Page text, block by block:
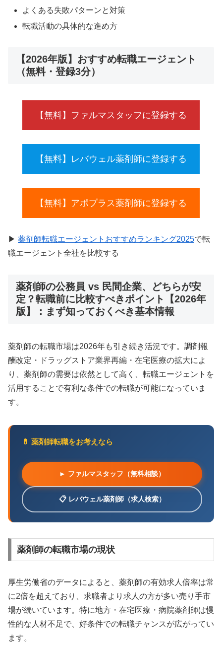
よくある失敗パターンと対策
転職活動の具体的な進め方
【2026年版】おすすめ転職エージェント
（無料・登録3分）
【無料】ファルマスタッフに登録する
【無料】レバウェル薬剤師に登録する
【無料】アポプラス薬剤師に登録する
▶ 薬剤師転職エージェントおすすめランキング2025で転
職エージェント全社を比較する
薬剤師の公務員 vs 民間企業、どちらが安
定？転職前に比較すべきポイント【2026年
版】：まず知っておくべき基本情報
薬剤師の転職市場は2026年も引き続き活況です。調剤報
酬改定・ドラッグストア業界再編・在宅医療の拡大によ
り、薬剤師の需要は依然として高く、転職エージェントを
活用することで有利な条件での転職が可能になっていま
す。
💊 薬剤師転職をお考えなら
► ファルマスタッフ（無料相談）
📋 レバウェル薬剤師（求人検索）
薬剤師の転職市場の現状
厚生労働省のデータによると、薬剤師の有効求人倍率は常
に2倍を超えており、求職者より求人の方が多い売り手市
場が続いています。特に地方・在宅医療・病院薬剤師は慢
性的な人材不足で、好条件での転職チャンスが広がってい
ます。